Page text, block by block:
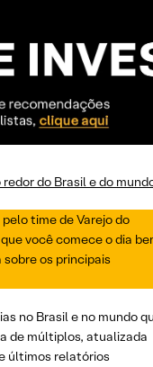
do Brasil e do
time de Varejo do
você comece o dia
os principais
no Brasil e no mundo
de múltiplos, atualizada
últimos relatórios